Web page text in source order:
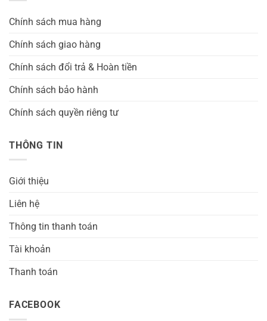
Chính sách mua hàng
Chính sách giao hàng
Chính sách đổi trả & Hoàn tiền
Chính sách bảo hành
Chính sách quyền riêng tư
THÔNG TIN
Giới thiệu
Liên hệ
Thông tin thanh toán
Tài khoản
Thanh toán
FACEBOOK